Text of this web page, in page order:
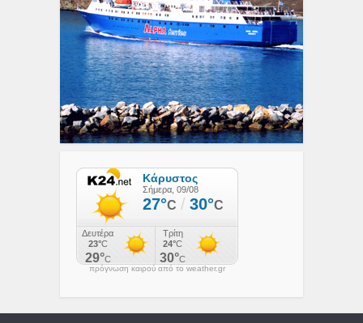
πρόγνωση καιρού από το weather.gr